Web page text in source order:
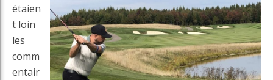
étaien
t loin
les
comm
entair